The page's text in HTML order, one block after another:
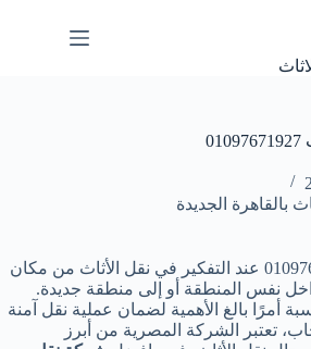
بالقاهرة الجديدة
نقل اثاث بالرحاب 01097671927 عند التفكير في نقل الأثاث من مكان
نفس المنطقة أو إلى منطقة جديدة.
أمرًا بالغ الأهمية لضمان عملية نقل آمنة
تعتبر الشركة المصرية من أبرز